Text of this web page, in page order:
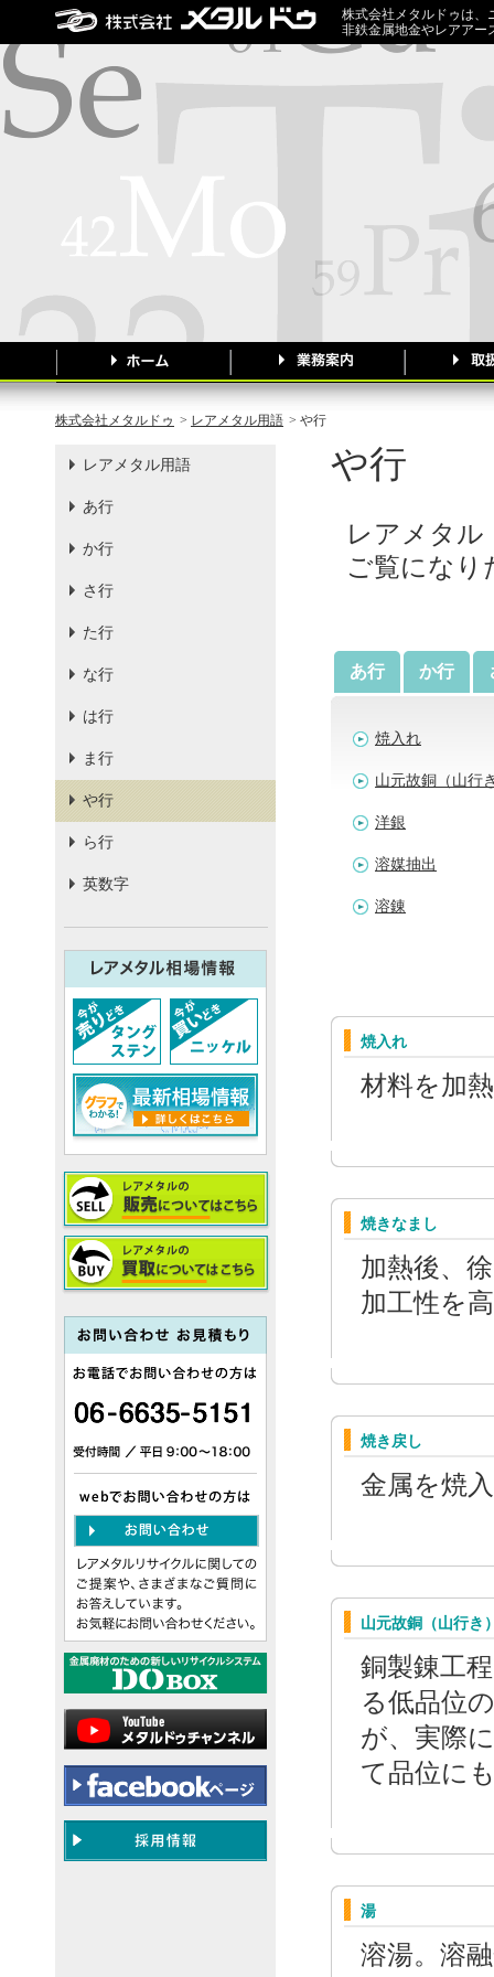
株式会社メタルドゥは、
非鉄金属地金やレアアー
株式会社メタルドゥ > レアメタル用語 > や行
レアメタル用語
あ行
か行
さ行
た行
な行
は行
ま行
や行
ら行
英数字
や行
レアメタル
ご覧になり
あ行 か行
焼入れ
山元故銅（山行
洋銀
溶媒抽出
溶錬
焼入れ
材料を加
焼きなまし
加熱後、
加工性を
焼き戻し
金属を焼
山元故銅（山行き
銅製錬工
る低品位
が、実際
て品位に
湯
溶湯。溶